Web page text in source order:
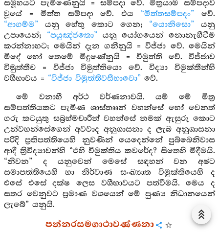
සමූහයට පැමිණෙනුයි = සම්පදා වේ. මිත්‍රයාම සම්පදාව
වූයේ = මිත්ත සම්පදා වේ. එය “මිත්තසම්පදං” වේ.
“ආගම්ම” යනු හේතු කොට ගෙන; “යොනිසො”යනු
උපායෙන්; “පයුඤ්ජතො” යනු යෝගයෙන් නොනැගීටීම
කරන්නාහට; මෙයින් දැන ගනීනුයි = විජ්ජා වේ. මෙයින්
මිදේ හෝ තෙමේ මිදුණේනුයි = විමුත්ති වේ. විජ්ජාව
විමුත්තීච = විජ්ජා විමුත්තියො වේ. විද්‍යා විමුක්තීන්හි
වශීභාවය = “විජ්ජා විමුත්තිවසීභාවො” වේ.
මේ වනාහී අර්ථ වර්ණනාවයි. යම් මේ මිත්‍ර
සම්පත්තියකට පැමිණ ශාස්තෲන් වහන්සේ හෝ වෙනත්
ගරු කටයුතු සබ්‍රහ්මචාරීන් වහන්සේ නමක් ඇසුරු කොට
උන්වහන්සේගෙන් අවවාද අනුශාසනා ද ලැබ අනුශාසනා
පරිදි ප්‍රතිපත්තියෙහි නුවණින් යෙදෙන්නේ පුබ්බෙනිවාස
ආදී ත්‍රිවිද්‍යාවන්හි “එහි විමුක්තිය කවරේද? සිතෙහි මිදීමයි.
“නිවන” ද යනුවෙන් මෙසේ සඳහන් වන අෂ්ට
සමාපත්තියෙහි හා නිර්වාණ සංඛ්‍යාත විමුක්තියෙහි ද
එසේ එසේ දක්ෂ ලෙස වශීභාවයට පත්වීමයි. මෙය ද
සතර වෙනුවට ප්‍රමාණ වශයෙන් මේ පුණ්‍ය නිධානයෙන්
ලැබේ” යනුයි.
පන්නරසමගාථාවණ්ණනා